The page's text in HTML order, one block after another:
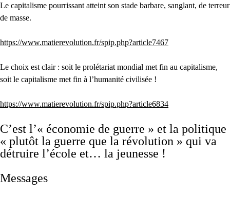
Le capitalisme pourrissant atteint son stade barbare, sanglant, de terreur
de masse.
https://www.matierevolution.fr/spip.php?article7467
Le choix est clair : soit le prolétariat mondial met fin au capitalisme,
soit le capitalisme met fin à l’humanité civilisée !
https://www.matierevolution.fr/spip.php?article6834
C’est l’« économie de guerre » et la politique
« plutôt la guerre que la révolution » qui va
détruire l’école et… la jeunesse !
Messages